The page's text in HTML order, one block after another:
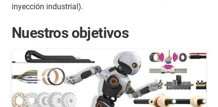
inyección industrial).
Nuestros objetivos